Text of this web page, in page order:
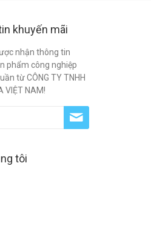
khuyến mãi
nhận thông tin
phẩm công nghiệp
từ CÔNG TY TNHH
VIỆT NAM!
tôi